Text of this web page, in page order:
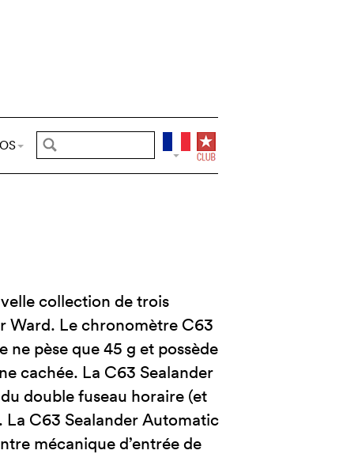
collection de trois
Ward. Le chronomètre C63
ne pèse que 45 g et possède
cachée. La C63 Sealander
double fuseau horaire (et
C63 Sealander Automatic
mécanique d’entrée de